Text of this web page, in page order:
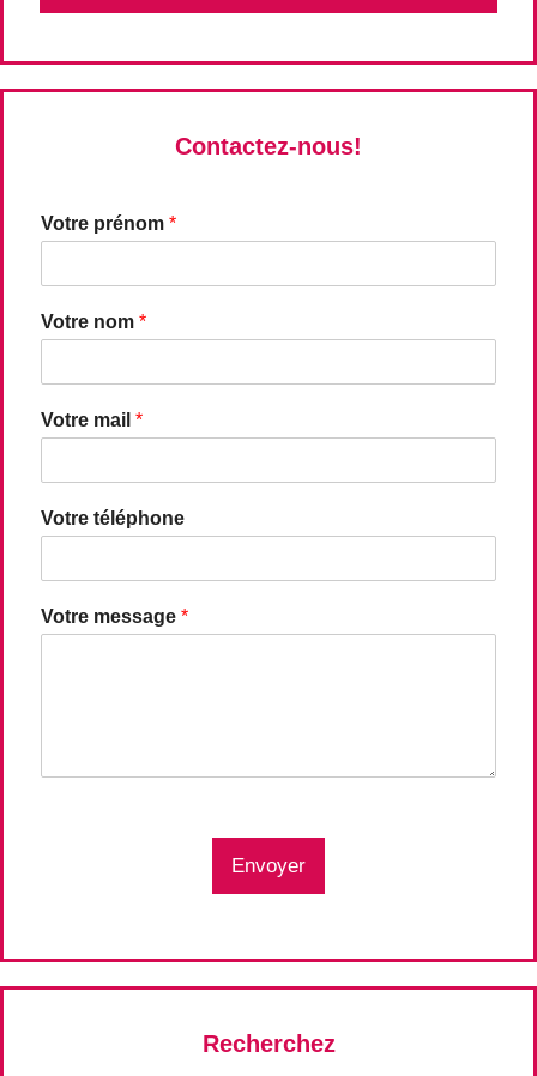
Contactez-nous!
Votre prénom *
Votre nom *
Votre mail *
Votre téléphone
Votre message *
Envoyer
Recherchez